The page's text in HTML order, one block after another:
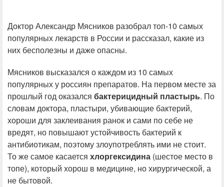
Доктор Александр Мясников разобрал топ-10 самых
популярных лекарств в России и рассказал, какие из
них бесполезны и даже опасны.
Мясников высказался о каждом из 10 самых
популярных у россиян препаратов. На первом месте за
прошлый год оказался бактерицидный пластырь. По
словам доктора, пластыри, убивающие бактерий,
хороши для заклеивания ранок и сами по себе не
вредят, но повышают устойчивость бактерий к
антибиотикам, поэтому злоупотреблять ими не стоит.
То же самое касается хлоргексидина (шестое место в
топе), который хорош в медицине, но хирургической, а
не бытовой.